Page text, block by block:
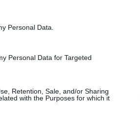
Personal Data.
Personal Data for Targeted
Retention, Sale, and/or Sharing
with the Purposes for which it